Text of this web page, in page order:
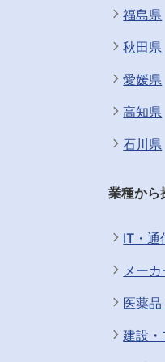
福島県
秋田県
愛媛県
高知県
石川県
業種から
IT・通
メー
医薬
建設